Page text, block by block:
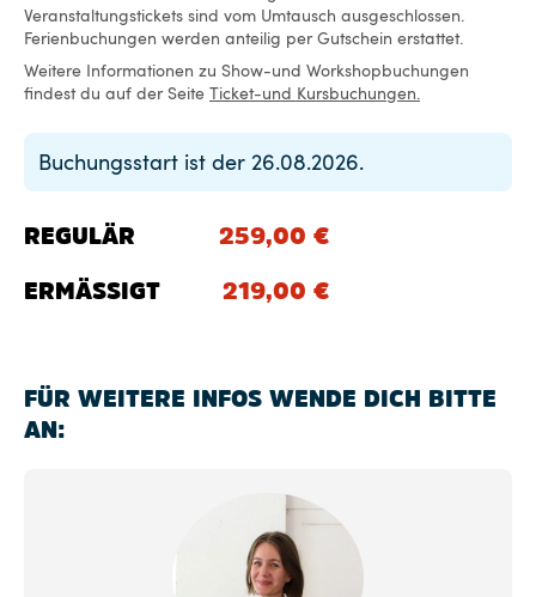
FÜR WEITERE INFOS WENDE DICH BITTE
AN:
Veranstaltungstickets sind vom Umtausch ausgeschlossen.
Ferienbuchungen werden anteilig per Gutschein erstattet.
Weitere Informationen zu Show-und Workshopbuchungen
findest du auf der Seite Ticket-und Kursbuchungen.
Buchungsstart ist der 26.08.2026.
REGULÄR 259,00 €
ERMÄSSIGT 219,00 €